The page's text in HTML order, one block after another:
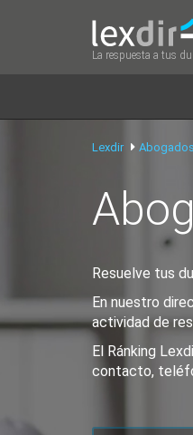
La respuesta a tus
Lexdir Abogados
Resuelve tus
En nuestro
actividad de
El Ránking
contacto,